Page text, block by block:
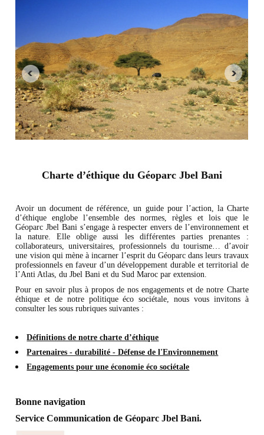
Charte d’éthique du Géoparc Jbel Bani
Avoir un document de référence, un guide pour l’action, la Charte
d’éthique englobe l’ensemble des normes, règles et lois que le
Géoparc Jbel Bani s’engage à respecter envers de l’environnement et
la nature. Elle oblige aussi les différentes parties prenantes :
collaborateurs, universitaires, professionnels du tourisme… d’avoir
une vision qui mène à incarner l’esprit du Géoparc dans leurs travaux
professionnels en faveur d’un développement durable et territorial de
l’Anti Atlas, du Jbel Bani et du Sud Maroc par extension.
Pour en savoir plus à propos de nos engagements et de notre Charte
éthique et de notre politique éco sociétale, nous vous invitons à
consulter les sous rubriques suivantes :
Définitions de notre charte d’éthique
Partenaires - durabilité - Défense de l'Environnement
Engagements pour une économie éco sociétale
Bonne navigation
Service Communication de Géoparc Jbel Bani.